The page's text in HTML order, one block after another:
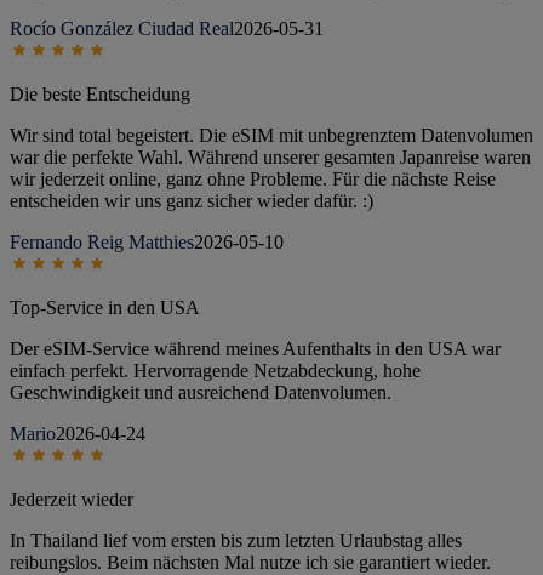
Rocío González Ciudad Real2026-05-31
Die beste Entscheidung
Wir sind total begeistert. Die eSIM mit unbegrenztem Datenvolumen
war die perfekte Wahl. Während unserer gesamten Japanreise waren
wir jederzeit online, ganz ohne Probleme. Für die nächste Reise
entscheiden wir uns ganz sicher wieder dafür. :)
Fernando Reig Matthies2026-05-10
Top-Service in den USA
Der eSIM-Service während meines Aufenthalts in den USA war
einfach perfekt. Hervorragende Netzabdeckung, hohe
Geschwindigkeit und ausreichend Datenvolumen.
Mario2026-04-24
Jederzeit wieder
In Thailand lief vom ersten bis zum letzten Urlaubstag alles
reibungslos. Beim nächsten Mal nutze ich sie garantiert wieder.